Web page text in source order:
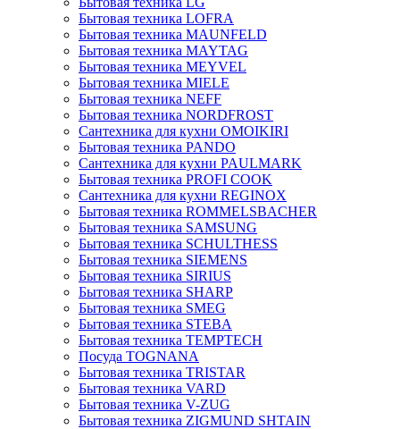
Бытовая техника LOFRA
Бытовая техника MAUNFELD
Бытовая техника MAYTAG
Бытовая техника MEYVEL
Бытовая техника MIELE
Бытовая техника NEFF
Бытовая техника NORDFROST
Сантехника для кухни OMOIKIRI
Бытовая техника PANDO
Сантехника для кухни PAULMARK
Бытовая техника PROFI COOK
Сантехника для кухни REGINOX
Бытовая техника ROMMELSBACHER
Бытовая техника SAMSUNG
Бытовая техника SCHULTHESS
Бытовая техника SIEMENS
Бытовая техника SIRIUS
Бытовая техника SHARP
Бытовая техника SMEG
Бытовая техника STEBA
Бытовая техника TEMPTECH
Посуда TOGNANA
Бытовая техника TRISTAR
Бытовая техника VARD
Бытовая техника V-ZUG
Бытовая техника ZIGMUND SHTAIN